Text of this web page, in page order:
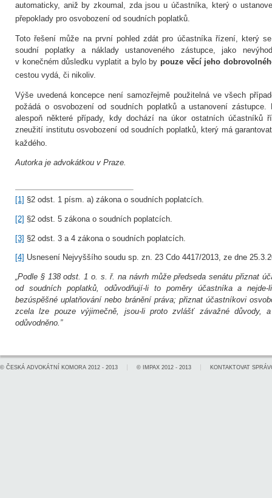
automaticky, aniž by zkoumal, zda jsou u účastníka, který o
přepoklady pro osvobození od soudních poplatků.
Toto řešení může na první pohled zdát pro účastníka řízení, který se
soudní poplatky a náklady ustanoveného zástupce, jako
v konečném důsledku vyplatit a bylo by pouze věcí jeho
cestou vydá, či nikoliv.
Výše uvedená koncepce není samozřejmě použitelná ve všech
požádá o osvobození od soudních poplatků a ustanovení
alespoň některé případy, kdy dochází na úkor ostatních účastníků
zneužití institutu osvobození od soudních poplatků, který má
každého.
Autorka je advokátkou v Praze.
[1] §2 odst. 1 písm. a) zákona o soudních poplatcích.
[2] §2 odst. 5 zákona o soudních poplatcích.
[3] §2 odst. 3 a 4 zákona o soudních poplatcích.
[4] Usnesení Nejvyššího soudu sp. zn. 23 Cdo 4417/2013, ze dne
„Podle § 138 odst. 1 o. s. ř. na návrh může předseda senátu přiznat
od soudních poplatků, odůvodňují-li to poměry účastníka a
bezúspěšné uplatňování nebo bránění práva; přiznat účastníkovi
zcela lze pouze výjimečně, jsou-li proto zvlášť závažné důvody,
odůvodněno.”
© ČESKÁ ADVOKÁTNÍ KOMORA 2012 - 2013 © IMPAX 2012 - 2013 KONTAKTOVAT